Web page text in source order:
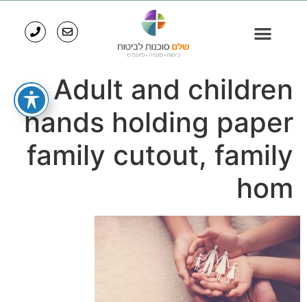
Adult and children
hands holding paper
family cutout, family
hom